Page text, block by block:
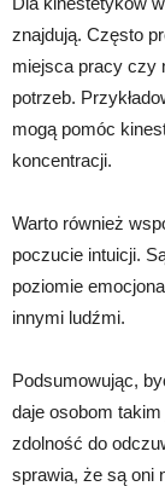
znajdują. Często
miejsca pracy czy
potrzeb.
mogą pomóc
koncentracji.
Warto również
poczucie intuicji.
poziomie
innymi ludźmi.
Podsumowując,
daje osobom
zdolność do
sprawia, że są oni